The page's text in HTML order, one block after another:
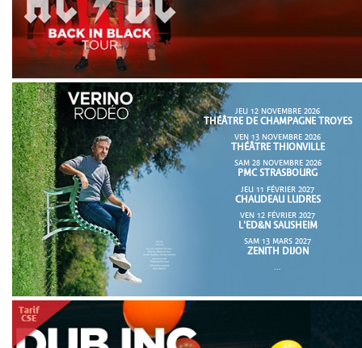
JEU 12 NOVEMBRE 2026
THÉÂTRE DE CHAMPAGNE TROYES
VEN 13 NOVEMBRE 2026
THÉÂTRE THIONVILLE
SAM 28 NOVEMBRE 2026
PMC STRASBOURG
JEU 11 FÉVRIER 2027
CHAUDEAU LUDRES
VEN 12 FÉVRIER 2027
L'ED&N SAUSHEIM
SAM 13 MARS 2027
ZENITH DIJON